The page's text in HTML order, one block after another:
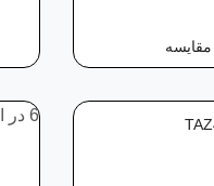
6 در انبار